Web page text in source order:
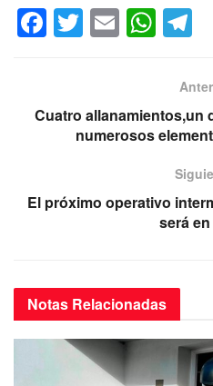
F
a
e
o
T
wi
er
E
m
W
h
at
s
A
p
e
a
Cuatro allanamientos,un
numerosos
El próximo operativo
será
Notas Relacionadas